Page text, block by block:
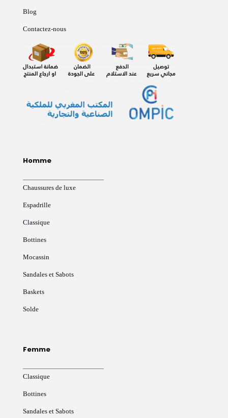
Blog
Contactez-nous
Homme
Chaussures de luxe
Espadrille
Classique
Bottines
Mocassin
Sandales et Sabots
Baskets
Solde
Femme
Classique
Bottines
Sandales et Sabots